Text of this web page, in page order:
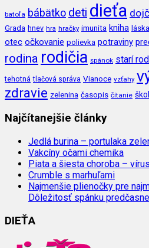
batoľa bábätko deti dieťa
Grada hnev hra hračky imunita kniha láska
otec očkovanie polievka potraviny
rodina rodičia spánok starí
tehotná tlačová správa Vianoce vzťahy
zdravie zelenina časopis čítanie
Najčítanejšie články
Jedlá burina – portulaka
Vakcíny očami chemika
Piata a šiesta choroba –
Crumble s marhuľami
Najmenšie plienočky pre
Dôležitosť spánku
DIEŤA